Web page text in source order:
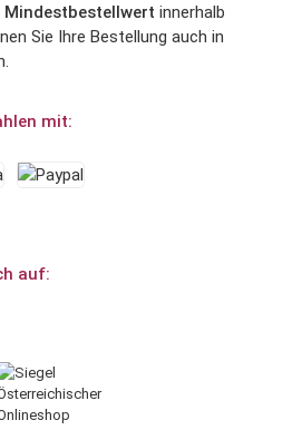
Mindestbestellwert innerhalb
Sie Ihre Bestellung auch in
mit:
auf: